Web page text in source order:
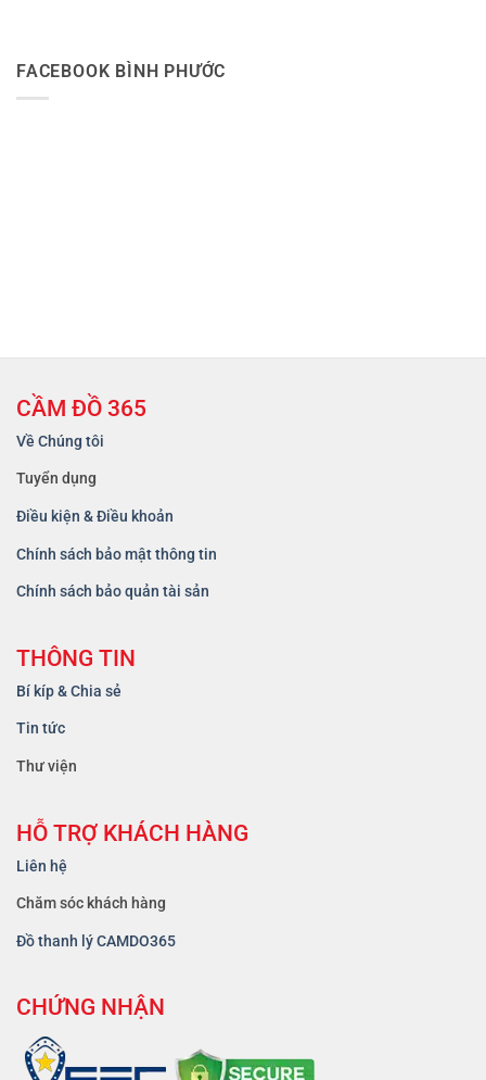
FACEBOOK BÌNH PHƯỚC
CẦM ĐỒ 365
Về Chúng tôi
Tuyển dụng
Điều kiện & Điều khoản
Chính sách bảo mật thông tin
Chính sách bảo quản tài sản
THÔNG TIN
Bí kíp & Chia sẻ
Tin tức
Thư viện
HỖ TRỢ KHÁCH HÀNG
Liên hệ
Chăm sóc khách hàng
Đồ thanh lý CAMDO365
CHỨNG NHẬN